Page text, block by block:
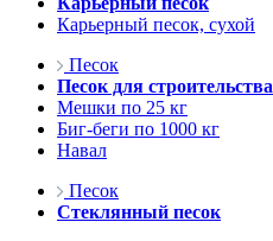
Карьерный песок, сухой
Песок
Песок для строительства
Мешки по 25 кг
Биг-беги по 1000 кг
Навал
Песок
Стеклянный песок